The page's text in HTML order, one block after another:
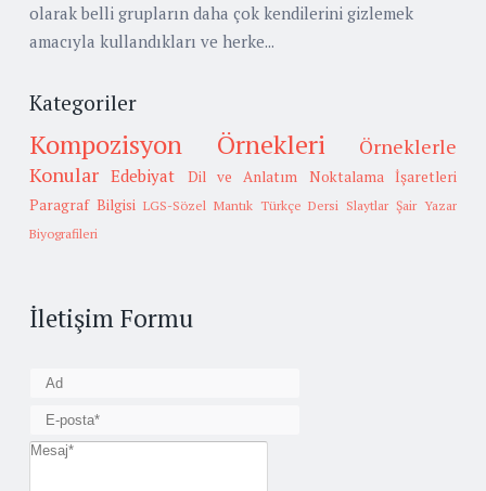
olarak belli grupların daha çok kendilerini gizlemek
amacıyla kullandıkları ve herke...
Kategoriler
Kompozisyon Örnekleri
Örneklerle
Konular Edebiyat Dil ve Anlatım
Noktalama İşaretleri
Paragraf Bilgisi LGS-Sözel Mantık Türkçe Dersi Slaytlar Şair Yazar
Biyografileri
İletişim Formu